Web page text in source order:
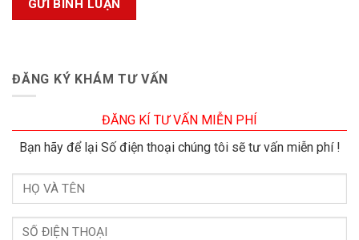
ĐĂNG KÝ KHÁM TƯ VẤN
ĐĂNG KÍ TƯ VẤN MIỄN PHÍ
Bạn hãy để lại Số điện thoại chúng tôi sẽ tư vấn miễn phí !